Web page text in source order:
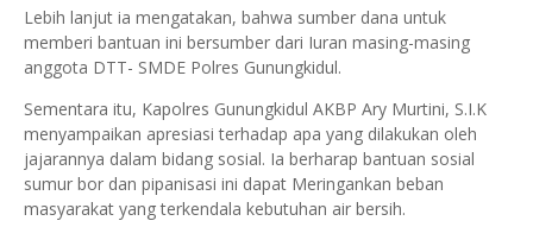
Lebih lanjut ia mengatakan, bahwa sumber dana untuk
memberi bantuan ini bersumber dari Iuran masing-masing
anggota DTT- SMDE Polres Gunungkidul.
Sementara itu, Kapolres Gunungkidul AKBP Ary Murtini, S.I.K
menyampaikan apresiasi terhadap apa yang dilakukan oleh
jajarannya dalam bidang sosial. Ia berharap bantuan sosial
sumur bor dan pipanisasi ini dapat Meringankan beban
masyarakat yang terkendala kebutuhan air bersih.